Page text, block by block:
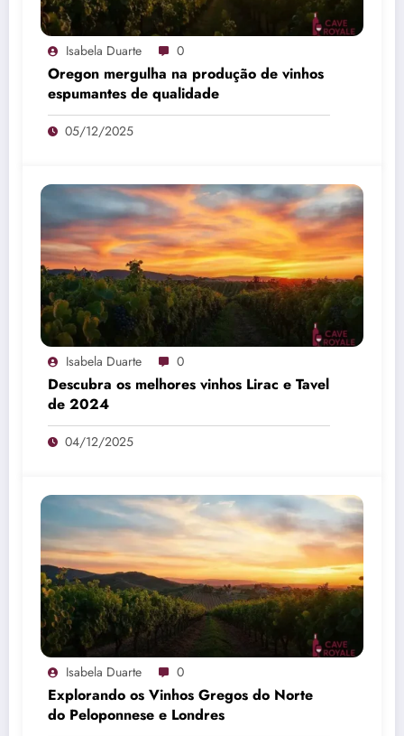
Isabela Duarte 0
Oregon mergulha na produção de vinhos
espumantes de qualidade
05/12/2025
Isabela Duarte 0
Descubra os melhores vinhos Lirac e Tavel
de 2024
04/12/2025
Isabela Duarte 0
Explorando os Vinhos Gregos do Norte
do Peloponnese e Londres